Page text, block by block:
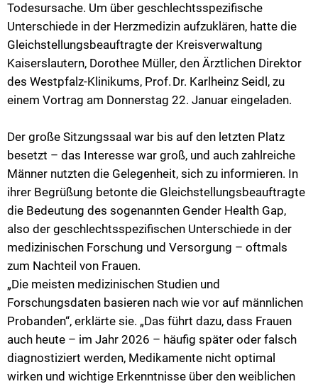
Landkreisfilm
Beteiligungen
Klimamanagement
Todesursache. Um über geschlechtsspezifische
Unterschiede in der Herzmedizin aufzuklären, hatte die
Gleichstellungsbeauftragte der Kreisverwaltung
Kaiserslautern, Dorothee Müller, den Ärztlichen Direktor
des Westpfalz-Klinikums, Prof. Dr. Karlheinz Seidl, zu
einem Vortrag am Donnerstag 22. Januar eingeladen.
Der große Sitzungssaal war bis auf den letzten Platz
besetzt – das Interesse war groß, und auch zahlreiche
Männer nutzten die Gelegenheit, sich zu informieren. In
ihrer Begrüßung betonte die Gleichstellungsbeauftragte
die Bedeutung des sogenannten Gender Health Gap,
also der geschlechtsspezifischen Unterschiede in der
medizinischen Forschung und Versorgung – oftmals
zum Nachteil von Frauen.
„Die meisten medizinischen Studien und
Forschungsdaten basieren nach wie vor auf männlichen
Probanden“, erklärte sie. „Das führt dazu, dass Frauen
auch heute – im Jahr 2026 – häufig später oder falsch
diagnostiziert werden, Medikamente nicht optimal
wirken und wichtige Erkenntnisse über den weiblichen